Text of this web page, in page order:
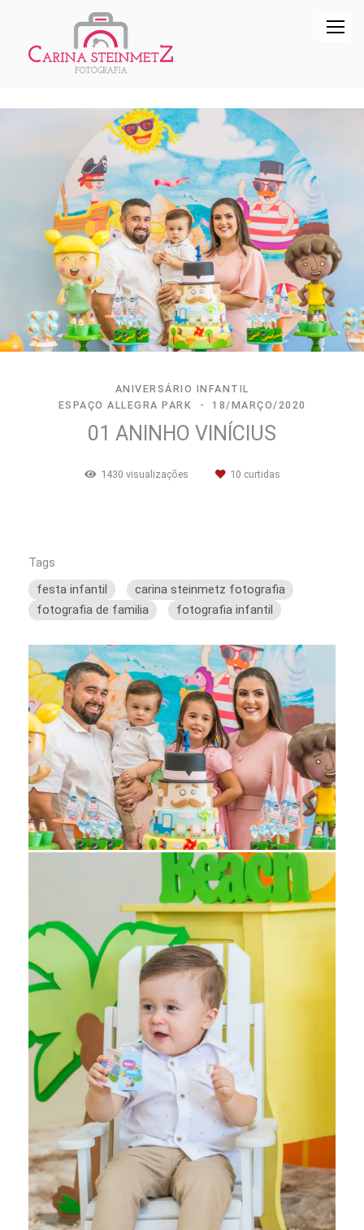
ANIVERSÁRIO INFANTIL
ESPAÇO ALLEGRA PARK
18/MARÇO/2020
01 ANINHO VINÍCIUS
1430 visualizações 10 curtidas
Tags
festa infantil
carina steinmetz fotografia
fotografia de familia
fotografia infantil